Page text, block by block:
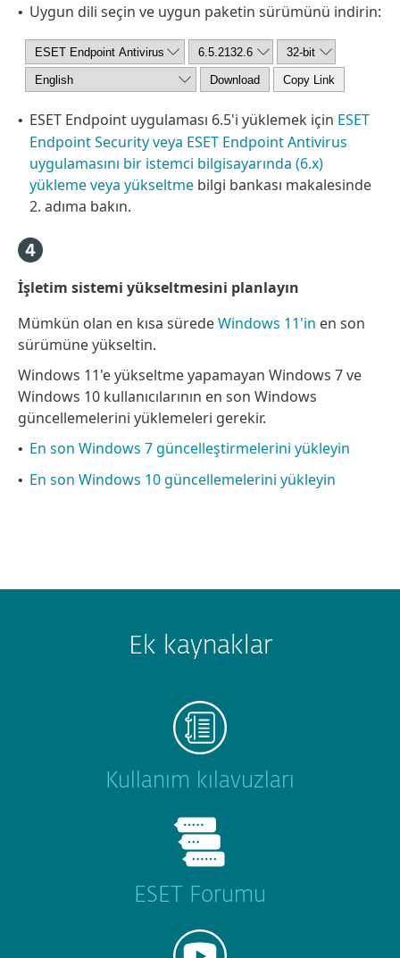
• Uygun dili seçin ve uygun paketin sürümünü indirin:
• ESET Endpoint uygulaması 6.5'i yüklemek için ESET
Endpoint Security veya ESET Endpoint Antivirus
uygulamasını bir istemci bilgisayarında (6.x)
yükleme veya yükseltme bilgi bankası makalesinde
2. adıma bakın.
İşletim sistemi yükseltmesini planlayın
Mümkün olan en kısa süredeWindows 11'in en son
sürümüne yükseltin.
Windows 11'e yükseltme yapamayan Windows 7 ve
Windows 10 kullanıcılarının en son Windows
güncellemelerini yüklemeleri gerekir.
• En son Windows 7 güncelleştirmelerini yükleyin
• En son Windows 10 güncellemelerini yükleyin
Ek kaynaklar
Kullanım kılavuzları
ESET Forumu